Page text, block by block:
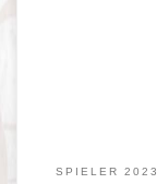
SPIELER 2023